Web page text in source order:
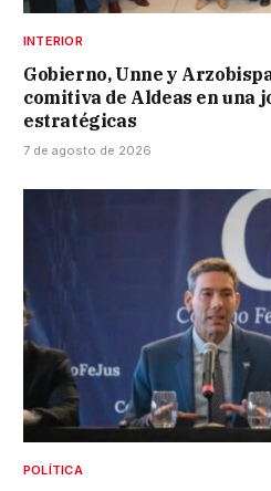
INTERIOR
Gobierno, Unne y
comitiva de Aldeas en una
estratégicas
7 de agosto de 2026
POLÍTICA